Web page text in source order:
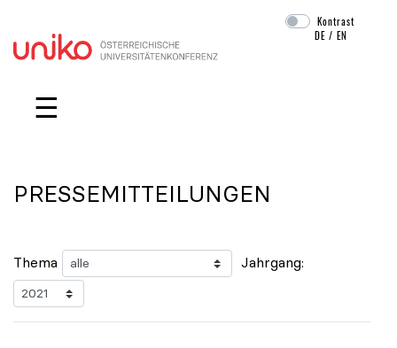
Navigation überspringen
Kontrast
DE /EN
☰
PRESSEMITTEILUNGEN
Thema Jahrgang: